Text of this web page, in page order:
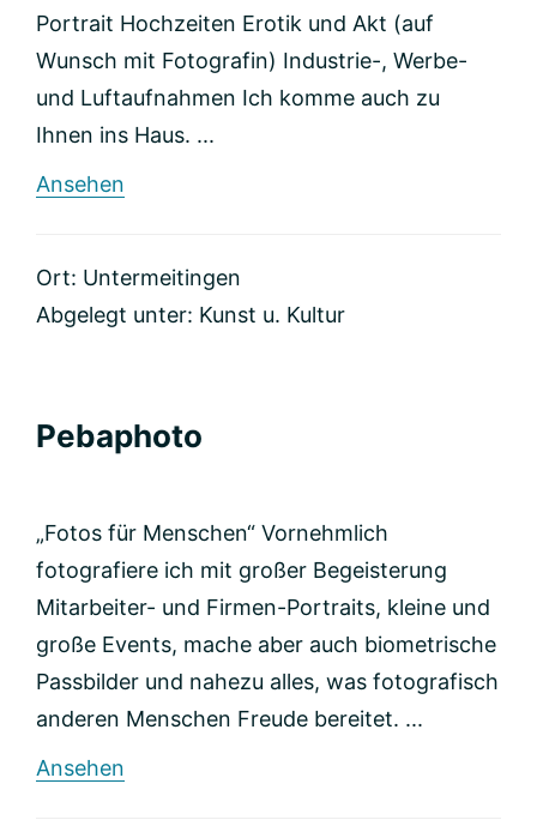
Portrait Hochzeiten Erotik und Akt (auf
Wunsch mit Fotografin) Industrie-, Werbe-
und Luftaufnahmen Ich komme auch zu
Ihnen ins Haus. ...
Ansehen
Ort: Untermeitingen
Abgelegt unter: Kunst u. Kultur
Pebaphoto
„Fotos für Menschen“ Vornehmlich
fotografiere ich mit großer Begeisterung
Mitarbeiter- und Firmen-Portraits, kleine und
große Events, mache aber auch biometrische
Passbilder und nahezu alles, was fotografisch
anderen Menschen Freude bereitet. ...
Ansehen